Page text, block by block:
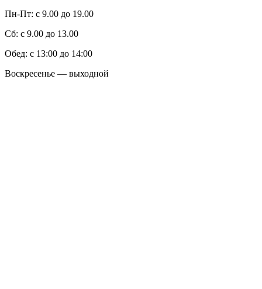
Пн-Пт: с 9.00 до 19.00
Сб: с 9.00 до 13.00
Обед: с 13:00 до 14:00
Воскресенье — выходной